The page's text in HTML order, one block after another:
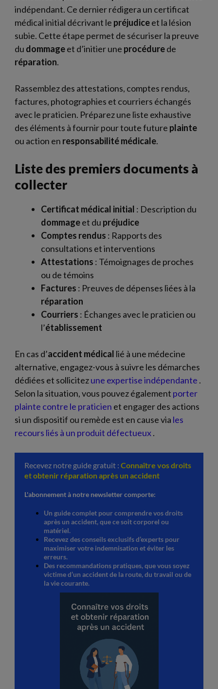
indépendant. Ce dernier rédigera un certificat
médical initial décrivant le préjudiceet la lésion
subie. Cette étape permet de sécuriser la preuve
du dommageet d’initier une procédurede
réparation.
Rassemblez des attestations, comptes rendus,
factures, photographies et courriers échangés
avec le praticien. Préparez une liste exhaustive
des éléments à fournir pour toute future plainte
ou action en responsabilité médicale.
Liste des premiers documents à
collecter
Certificat médical initial : Description du
dommageet du préjudice
Comptes rendus : Rapports des
consultations et interventions
Attestations : Témoignages de proches
ou de témoins
Factures : Preuves de dépenses liées à la
réparation
Courriers : Échanges avec le praticien ou
l’établissement
En cas d’accident médical lié à une médecine
alternative, engagez-vous à suivre les démarches
dédiées et sollicitezune expertise indépendante .
Selon la situation, vous pouvez également porter
plainte contre le praticien et engager des actions
si un dispositif ou remède est en cause via les
recours liés à un produit défectueux.